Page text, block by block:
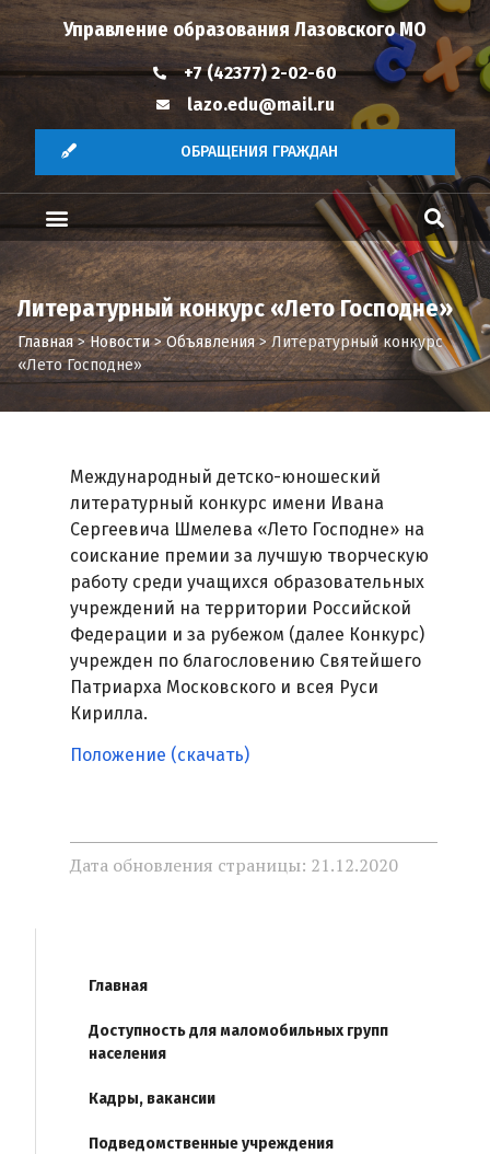
Управление образования Лазовского МО
+7 (42377) 2-02-60
lazo.edu@mail.ru
ОБРАЩЕНИЯ ГРАЖДАН
Литературный конкурс «Лето Господне»
Главная>Новости>Объявления>Литературный конкурс
«Лето Господне»
Международный детско-юношеский
литературный конкурс имени Ивана
Сергеевича Шмелева «Лето Господне» на
соискание премии за лучшую творческую
работу среди учащихся образовательных
учреждений на территории Российской
Федерации и за рубежом (далее Конкурс)
учрежден по благословению Святейшего
Патриарха Московского и всея Руси
Кирилла.
Положение (скачать)
Дата обновления страницы: 21.12.2020
Главная
Доступность для маломобильных групп
населения
Кадры, вакансии
Подведомственные учреждения